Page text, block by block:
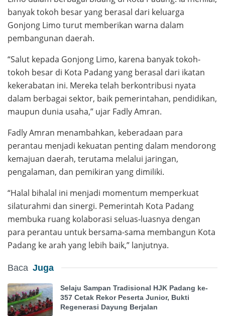
banyak tokoh besar yang berasal dari keluarga
Gonjong Limo turut memberikan warna dalam
pembangunan daerah.
“Salut kepada Gonjong Limo, karena banyak tokoh-
tokoh besar di Kota Padang yang berasal dari ikatan
kekerabatan ini. Mereka telah berkontribusi nyata
dalam berbagai sektor, baik pemerintahan, pendidikan,
maupun dunia usaha,” ujar Fadly Amran.
Fadly Amran menambahkan, keberadaan para
perantau menjadi kekuatan penting dalam mendorong
kemajuan daerah, terutama melalui jaringan,
pengalaman, dan pemikiran yang dimiliki.
“Halal bihalal ini menjadi momentum memperkuat
silaturahmi dan sinergi. Pemerintah Kota Padang
membuka ruang kolaborasi seluas-luasnya dengan
para perantau untuk bersama-sama membangun Kota
Padang ke arah yang lebih baik,” lanjutnya.
Baca Juga
Selaju Sampan Tradisional HJK Padang ke-
357 Cetak Rekor Peserta Junior, Bukti
Regenerasi Dayung Berjalan